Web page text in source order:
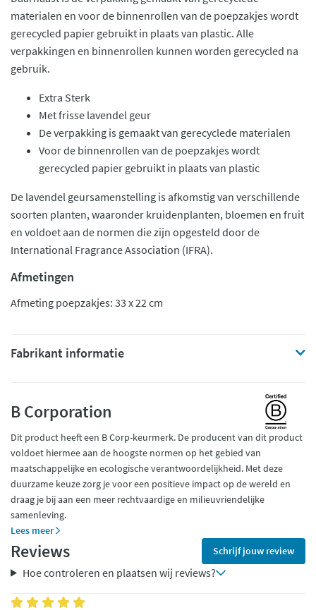
materialen en voor de binnenrollen van de poepzakjes wordt
gerecycled papier gebruikt in plaats van plastic. Alle
verpakkingen en binnenrollen kunnen worden gerecycled na
gebruik.
Extra Sterk
Met frisse lavendel geur
De verpakking is gemaakt van gerecyclede materialen
Voor de binnenrollen van de poepzakjes wordt
gerecycled papier gebruikt in plaats van plastic
De lavendel geursamenstelling is afkomstig van verschillende
soorten planten, waaronder kruidenplanten, bloemen en fruit
en voldoet aan de normen die zijn opgesteld door de
International Fragrance Association (IFRA).
Afmetingen
Afmeting poepzakjes: 33 x 22 cm
Fabrikant informatie
B Corporation
Dit product heeft een B Corp-keurmerk. De producent van dit product
voldoet hiermee aan de hoogste normen op het gebied van
maatschappelijke en ecologische verantwoordelijkheid. Met deze
duurzame keuze zorg je voor een positieve impact op de wereld en
draag je bij aan een meer rechtvaardige en milieuvriendelijke
samenleving.
Lees meer
Reviews Schrijf jouw review
Hoe controleren en plaatsen wij reviews?